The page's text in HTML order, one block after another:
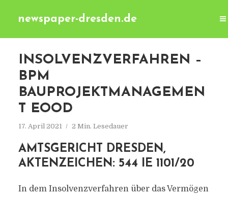
newspaper-dresden.de
INSOLVENZVERFAHREN –
BPM
BAUPROJEKTMANAGEMEN
T EOOD
17. April 2021 2 Min. Lesedauer
AMTSGERICHT DRESDEN,
AKTENZEICHEN: 544 IE 1101/20
In dem Insolvenzverfahren über das Vermögen